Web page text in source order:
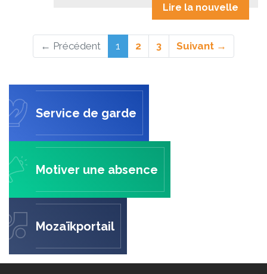
Lire la nouvelle
← Précédent 1 (actuel)
2 3 Suivant →
Service de garde
Motiver une absence
Mozaïkportail